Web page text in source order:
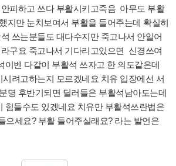
피하고 쓰다 부활시키고죽음 아무도 부활
지만 눈치보여서 부활을 들어주는데 확실히
쓰는분들도 대다수지만 죽고나서 안일어
구요 죽고나서 기다리고있으면 신경쓰여
이벤 다같이 부활석 쓰자고 한 의도같은데
려고하는지 모르겠네요 치유 입장에선 서
명 후반기되면 딜러들은 부활석남아도는데
힘들수도 있겠네요 치유만 부활석쓰란법은
으세요? 부활 들어주실래요? 라는 발언은